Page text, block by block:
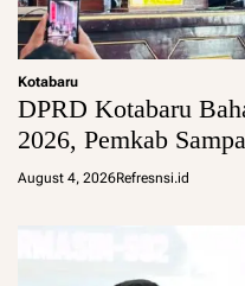
Kotabaru
DPRD Kotabaru
2026, Pemkab
August 4, 2026Refresnsi.id